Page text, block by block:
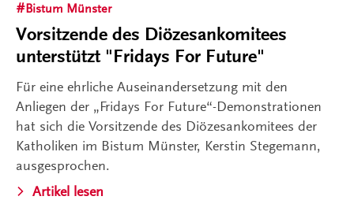
Bistum Münster
Vorsitzende des Diözesankomitees
unterstützt "Fridays For Future"
Für eine ehrliche Auseinandersetzung mit den
Anliegen der „Fridays For Future“-Demonstrationen
hat sich die Vorsitzende des Diözesankomitees der
Katholiken im Bistum Münster, Kerstin Stegemann,
ausgesprochen.
Artikel lesen